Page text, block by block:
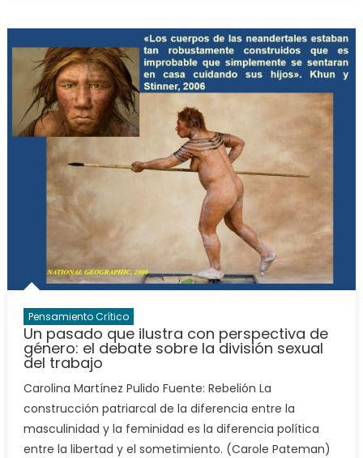
Pensamiento Crítico
Un pasado que ilustra con perspectiva de
género: el debate sobre la división sexual
del trabajo
Carolina Martínez Pulido Fuente: Rebelión La
construcción patriarcal de la diferencia entre la
masculinidad y la feminidad es la diferencia política
entre la libertad y el sometimiento. (Carole Pateman)